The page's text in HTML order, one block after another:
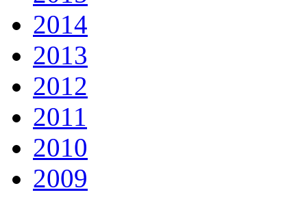
2014
2013
2012
2011
2010
2009